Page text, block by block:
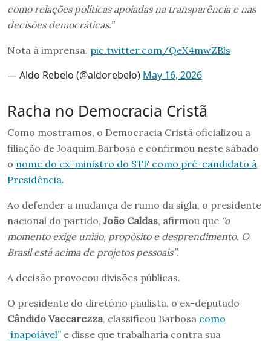
como relações políticas apoiadas na transparência e nas
decisões democráticas.”
Nota à imprensa. pic.twitter.com/QeX4mwZBls
— Aldo Rebelo (@aldorebelo) May 16, 2026
Racha no Democracia Cristã
Como mostramos, o Democracia Cristã oficializou a
filiação de Joaquim Barbosa e confirmou neste sábado
o nome do ex-ministro do STF como pré-candidato à
Presidência.
Ao defender a mudança de rumo da sigla, o presidente
nacional do partido, João Caldas, afirmou que “o
momento exige união, propósito e desprendimento. O
Brasil está acima de projetos pessoais”.
A decisão provocou divisões públicas.
O presidente do diretório paulista, o ex-deputado
Cândido Vaccarezza, classificou Barbosa como
“inapoiável” e disse que trabalharia contra sua